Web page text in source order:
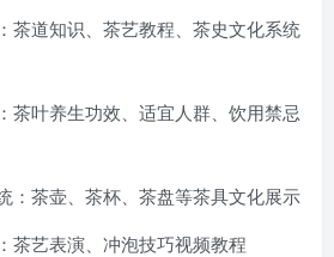
茶道知识、茶艺教程、茶史文化系统
茶叶养生功效、适宜人群、饮用禁忌
：茶壶、茶杯、茶盘等茶具文化展示
茶艺表演、冲泡技巧视频教程